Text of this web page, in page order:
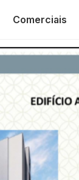
Comerciais